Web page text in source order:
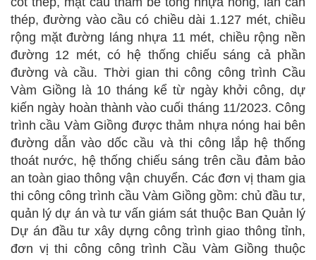
thép, đường vào cầu có chiều dài 1.127 mét, chiều
rộng mặt đường láng nhựa 11 mét, chiều rộng nền
đường 12 mét, có hệ thống chiếu sáng cả phần
đường và cầu. Thời gian thi công công trình Cầu
Vàm Giồng là 10 tháng kể từ ngày khởi công, dự
kiến ngày hoàn thành vào cuối tháng 11/2023. Công
trình cầu Vàm Giồng được thảm nhựa nóng hai bên
đường dẫn vào dốc cầu và thi công lắp hệ thống
thoát nước, hệ thống chiếu sáng trên cầu đảm bảo
an toàn giao thông vận chuyển. Các đơn vị tham gia
thi công công trình cầu Vàm Giồng gồm: chủ đầu tư,
quản lý dự án và tư vấn giám sát thuộc Ban Quản lý
Dự án đầu tư xây dựng công trình giao thông tỉnh,
đơn vị thi công công trình Cầu Vàm Giồng thuộc